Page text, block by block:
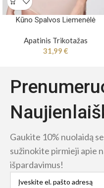
Kūno Spalvos Liemenėlė
Apatinis Trikotažas
31,99 €
Gaukite 10% nuolaidą
sužinokite pirmieji apie
išpardavimus!